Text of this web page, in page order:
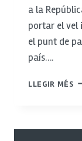
a la
portar el vel
el punt de
país….
LLEGIR MÉS